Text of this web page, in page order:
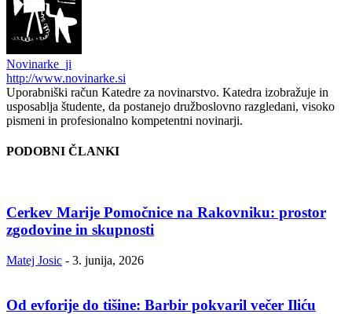
Novinarke_ji
http://www.novinarke.si
Uporabniški račun Katedre za novinarstvo. Katedra izobražuje in
usposablja študente, da postanejo družboslovno razgledani, visoko
pismeni in profesionalno kompetentni novinarji.
PODOBNI ČLANKI
Cerkev Marije Pomočnice na Rakovniku: prostor
zgodovine in skupnosti
Matej Josic - 3. junija, 2026
Od evforije do tišine: Barbir pokvaril večer Iliću